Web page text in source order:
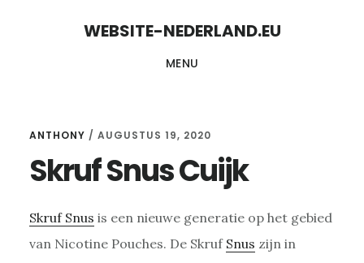
WEBSITE-NEDERLAND.EU
MENU
ANTHONY / AUGUSTUS 19, 2020
Skruf Snus Cuijk
Skruf Snus is een nieuwe generatie op het gebied
van Nicotine Pouches. De Skruf Snus zijn in